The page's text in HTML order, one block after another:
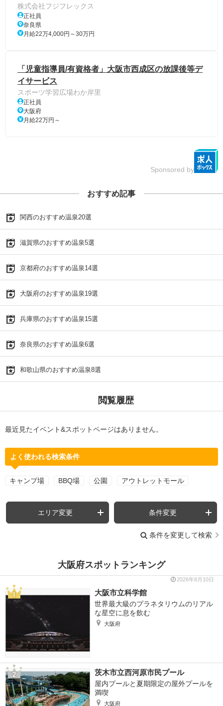
株式会社フジフレックス
正社員
奈良県
月給22万4,000円～30万円
「児童指導員/有資格者」大阪市西成区の放課後等デ
イサービス
スポーツ学習広場わか岸里
正社員
大阪府
月給22万円～
Sponsored by
おすすめ記事
関西のおすすめ温泉20選
滋賀県のおすすめ温泉5選
京都府のおすすめ温泉14選
大阪府のおすすめ温泉19選
兵庫県のおすすめ温泉15選
奈良県のおすすめ温泉6選
和歌山県のおすすめ温泉8選
閲覧履歴
最近見たイベント&スポットページはありません。
よく使われる検索条件
キャンプ場 BBQ場 公園 アウトレットモール
エリア変更 条件変更
条件を変更して検索
大阪府スポットランキング
2026年8月10日
大阪市立科学館
世界最大級のプラネタリウムのリアル
な星空に息を飲む
大阪府
茨木市立西河原市民プール
屋内プールと夏期限定の屋外プールを
満喫
大阪府